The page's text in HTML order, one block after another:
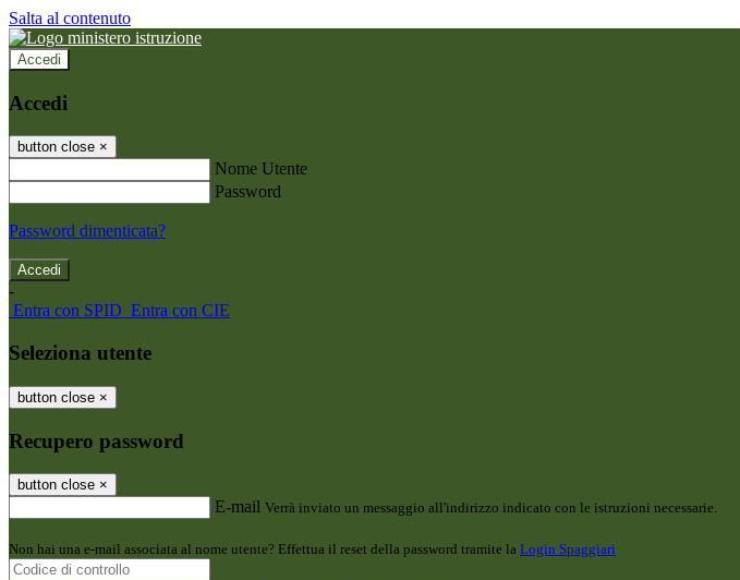
Salta al contenuto
Accedi
Accedi
button close ×
Nome Utente
Password
Password dimenticata?
-
Entra con SPID Entra con CIE
Seleziona utente
button close ×
Recupero password
button close ×
E-mail Verrà inviato un messaggio all'indirizzo indicato con le istruzioni necessarie.
Non hai una e-mail associata al nome utente? Effettua il reset della password tramite la Login Spaggiari